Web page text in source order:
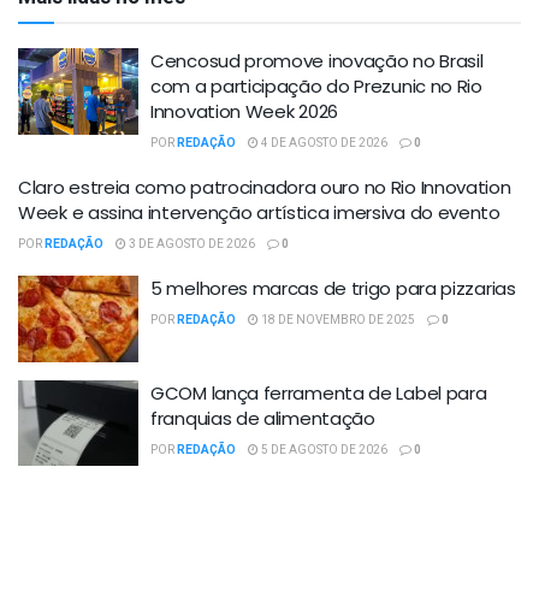
Cencosud promove inovação no Brasil
com a participação do Prezunic no Rio
Innovation Week 2026
PORREDAÇÃO 4 DE AGOSTO DE 2026 0
Claro estreia como patrocinadora ouro no Rio Innovation
Week e assina intervenção artística imersiva do evento
PORREDAÇÃO 3 DE AGOSTO DE 2026 0
5 melhores marcas de trigo para pizzarias
PORREDAÇÃO 18 DE NOVEMBRO DE 2025 0
GCOM lança ferramenta de Label para
franquias de alimentação
PORREDAÇÃO 5 DE AGOSTO DE 2026 0